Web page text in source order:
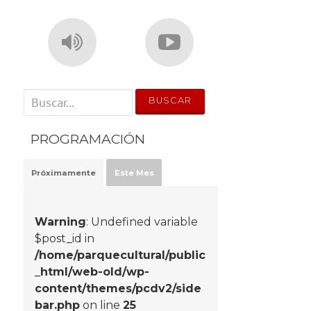
' . __('Search for:') . '
PROGRAMACIÓN
Próximamente Este Mes
Warning: Undefined variable
$post_id in
/home/parquecultural/public
_html/web-old/wp-
content/themes/pcdv2/side
bar.php on line25